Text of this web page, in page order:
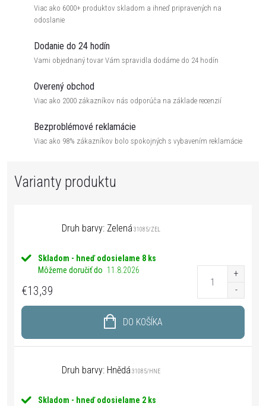
Viac ako 6000+ produktov skladom a ihneď pripravených na
odoslanie
Dodanie do 24 hodín
Vami objednaný tovar Vám spravidla dodáme do 24 hodín
Overený obchod
Viac ako 2000 zákazníkov nás odporúča na základe recenzií
Bezproblémové reklamácie
Viac ako 98% zákazníkov bolo spokojných s vybavením reklamácie
Druh barvy: Zelená 31085/ZEL
Skladom - hneď odosielame 8 ks
Môžeme doručiť do 11.8.2026
€13,39
DO KOŠÍKA
Druh barvy: Hnědá 31085/HNE
Skladom - hneď odosielame 2 ks